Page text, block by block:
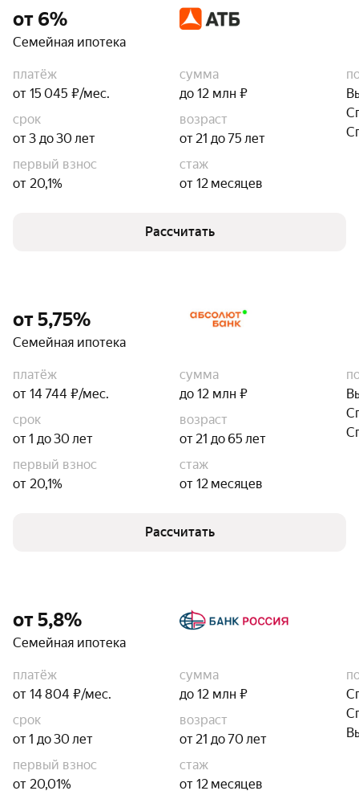
от 6%
Семейная ипотека
платёж
от 15 045 ₽/мес.
сумма
до 12 млн ₽
срок
от 3 до 30 лет
возраст
от 21 до 75 лет
первый взнос
от 20,1%
стаж
от 12 месяцев
Рассчитать
от 5,75%
Семейная ипотека
платёж
от 14 744 ₽/мес.
сумма
до 12 млн ₽
срок
от 1 до 30 лет
возраст
от 21 до 65 лет
первый взнос
от 20,1%
стаж
от 12 месяцев
Рассчитать
от 5,8%
Семейная ипотека
платёж
от 14 804 ₽/мес.
сумма
до 12 млн ₽
срок
от 1 до 30 лет
возраст
от 21 до 70 лет
первый взнос
от 20,01%
стаж
от 12 месяцев